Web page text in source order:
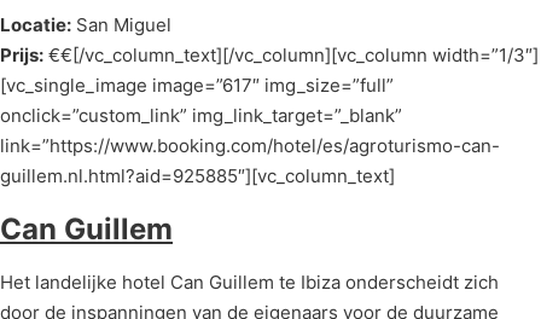
Locatie: San Miguel
Prijs: €€[/vc_column_text][/vc_column][vc_column width=”1/3″]
[vc_single_image image=”617″ img_size=”full”
onclick=”custom_link” img_link_target=”_blank”
link=”https://www.booking.com/hotel/es/agroturismo-can-
guillem.nl.html?aid=925885″][vc_column_text]
Can Guillem
Het landelijke hotel Can Guillem te Ibiza onderscheidt zich
door de inspanningen van de eigenaars voor de duurzame